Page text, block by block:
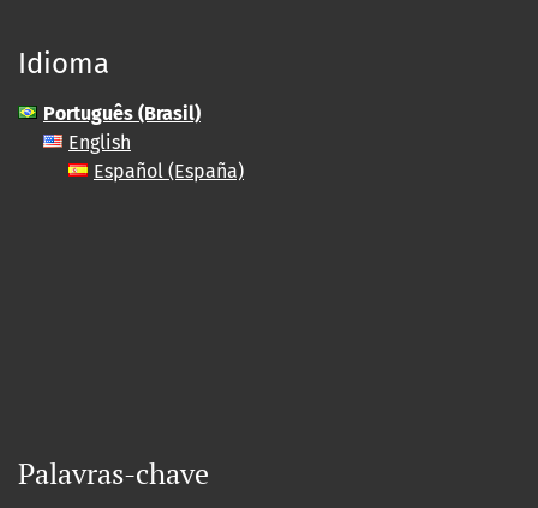
Idioma
Português (Brasil)
English
Español (España)
Palavras-chave